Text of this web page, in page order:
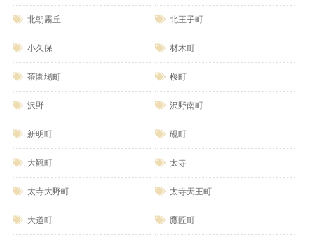
北朝霧丘 北王子町
小久保 材木町
茶園場町 桜町
沢野 沢野南町
新明町 硯町
大観町 太寺
太寺大野町 太寺天王町
大道町 鷹匠町